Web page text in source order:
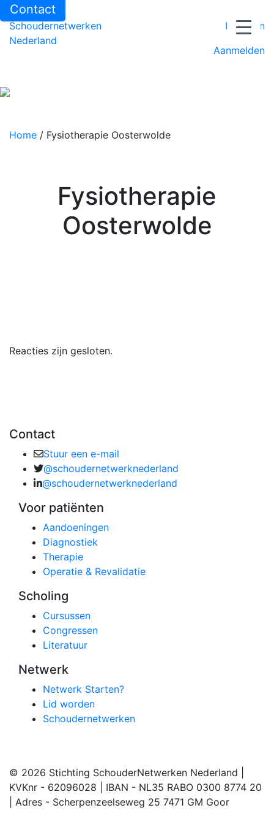
Contact
Schoudernetwerken
Nederland
Inloggen
Aanmelden
Home / Fysiotherapie Oosterwolde
Fysiotherapie
Oosterwolde
Reacties zijn gesloten.
Contact
Stuur een e-mail
@schoudernetwerknederland
@schoudernetwerknederland
Voor patiënten
Aandoeningen
Diagnostiek
Therapie
Operatie & Revalidatie
Scholing
Cursussen
Congressen
Literatuur
Netwerk
Netwerk Starten?
Lid worden
Schoudernetwerken
© 2026 Stichting SchouderNetwerken Nederland |
KVKnr - 62096028 | IBAN - NL35 RABO 0300 8774 20
| Adres - Scherpenzeelseweg 25 7471 GM Goor